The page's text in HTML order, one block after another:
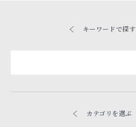
キーワードで探す
カテゴリを選ぶ